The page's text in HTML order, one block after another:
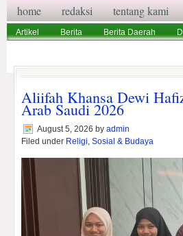
home redaksi tentang kami
Artikel Berita Berita Daerah
Aliifah Khansa Dewi
Arab Saudi 2026
August 5, 2026 by admin
Filed under Religi, Sosial & Budaya